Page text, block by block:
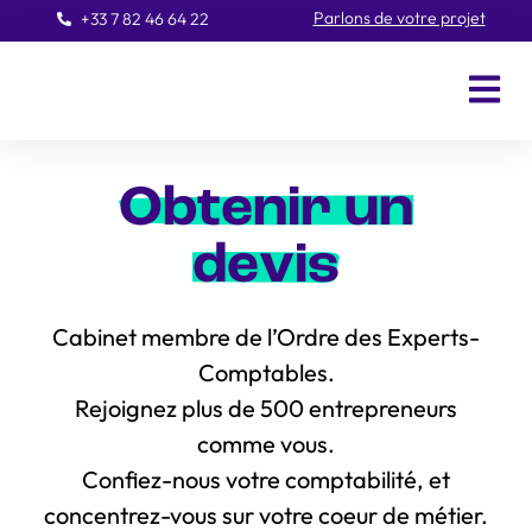
+33 7 82 46 64 22 Parlons de votre projet
Obtenir un
devis
Cabinet membre de l’Ordre des Experts-
Comptables.
Rejoignez plus de 500 entrepreneurs
comme vous.
Confiez-nous votre comptabilité, et
concentrez-vous sur votre coeur de métier.